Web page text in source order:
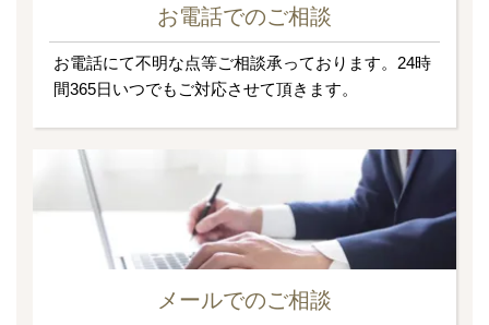
お電話でのご相談
お電話にて不明な点等ご相談承っております。24時
間365日いつでもご対応させて頂きます。
メールでのご相談